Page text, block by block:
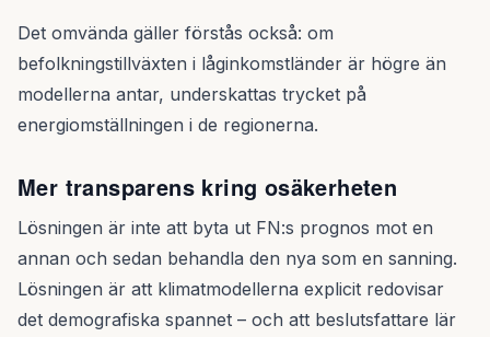
Det omvända gäller förstås också: om
befolkningstillväxten i låginkomstländer är högre än
modellerna antar, underskattas trycket på
energiomställningen i de regionerna.
Mer transparens kring osäkerheten
Lösningen är inte att byta ut FN:s prognos mot en
annan och sedan behandla den nya som en sanning.
Lösningen är att klimatmodellerna explicit redovisar
det demografiska spannet – och att beslutsfattare lär